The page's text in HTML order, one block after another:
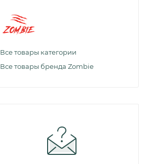
Все товары категории
Все товары бренда Zombie